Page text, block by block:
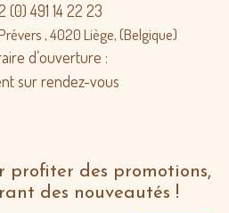
(0) 491 14 22 23
, 4020 Liège, (Belgique)
d’ouverture :
sur rendez-vous
profiter des promotions,
des nouveautés !